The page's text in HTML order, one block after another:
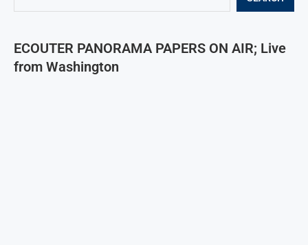
ECOUTER PANORAMA PAPERS ON AIR; Live
from Washington